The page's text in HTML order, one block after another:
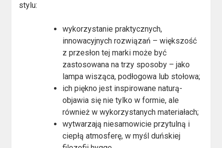
stylu:
wykorzystanie praktycznych,
innowacyjnych rozwiązań – większość
z przesłon tej marki może być
zastosowana na trzy sposoby – jako
lampa wisząca, podłogowa lub stołowa;
ich piękno jest inspirowane naturą-
objawia się nie tylko w formie, ale
również w wykorzystanych materiałach;
wytwarzają niesamowicie przytulną i
ciepłą atmosferę, w myśl duńskiej